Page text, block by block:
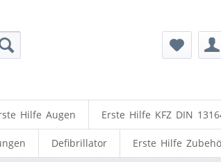
Hilfe Augen Erste Hilfe KFZ DIN
Defibrillator Erste Hilfe